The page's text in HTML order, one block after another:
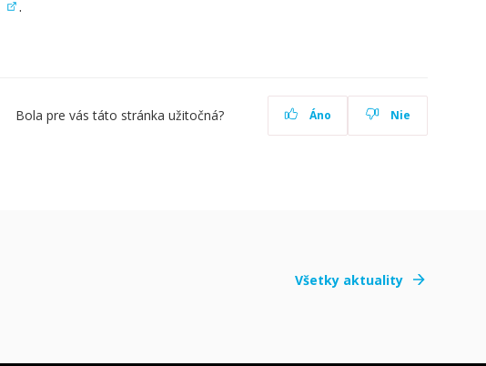
.
Bola pre vás táto stránka užitočná? Áno Nie
Všetky aktuality